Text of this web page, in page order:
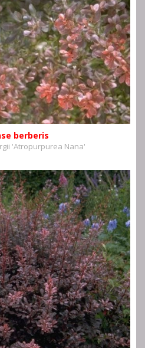
berberis
'Atropurpurea Nana'